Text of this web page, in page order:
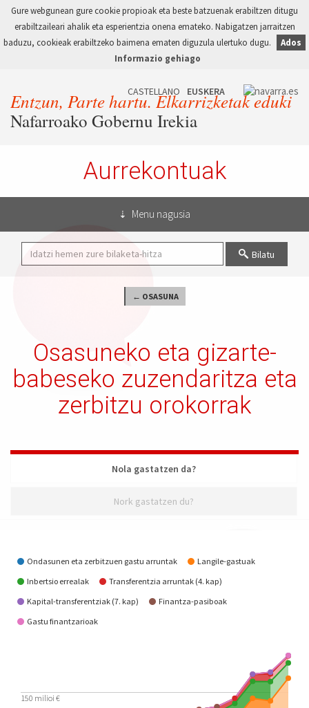
Gure webgunean gure cookie propioak eta beste batzuenak erabiltzen ditugu
erabiltzaileari ahalik eta esperientzia onena emateko. Nabigatzen jarraitzen
baduzu, cookieak erabiltzeko baimena ematen diguzula ulertuko dugu.
Ados
Informazio gehiago
Entzun, Parte hartu. Elkarrizketak eduki
Nafarroako Gobernu Irekia
Aurrekontuak
Menu nagusia
Bilatu
← OSASUNA
Osasuneko eta gizarte-
babeseko zuzendaritza eta
zerbitzu orokorrak
Nola gastatzen da?
Nork gastatzen du?
Nola gastatzen da?
Ondasunen eta zerbitzuen gastu arruntak
Langile-gastuak
Inbertsio errealak
Transferentzia arruntak (4. kap)
Kapital-transferentziak (7. kap)
Finantza-pasiboak
Gastu finantzarioak
150 milioi €